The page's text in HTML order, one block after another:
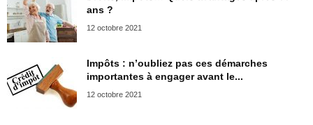
ans ?
12 octobre 2021
Impôts : n’oubliez pas ces démarches
importantes à engager avant le...
12 octobre 2021